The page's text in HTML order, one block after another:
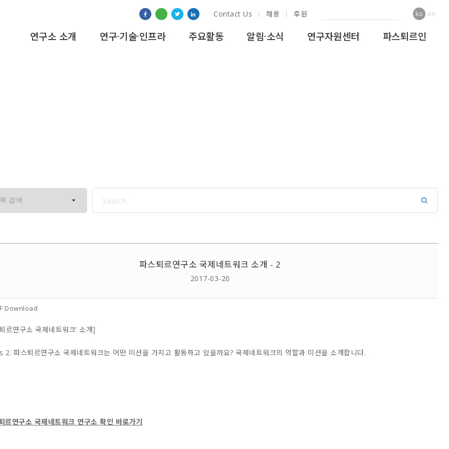
Contact Us 채용 후원 ko en
연구소 소개 연구·기술·인프라 주요활동 알림·소식 연구자원센터 파스퇴르인
파스퇴르연구소 국제네트워크 소개 - 2
2017-03-20
Download
르연구소 국제네트워크’ 소개]
2. 파스퇴르연구소 국제네트워크는 어떤 미션을 가지고 활동하고 있을까요? 국제네트워크의 역할과 미션을 소개합니다.
르연구소 국제네트워크 연구소 확인 바로가기